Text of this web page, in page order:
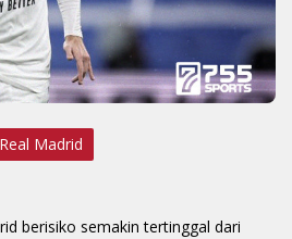
Real Madrid
berisiko semakin tertinggal dari